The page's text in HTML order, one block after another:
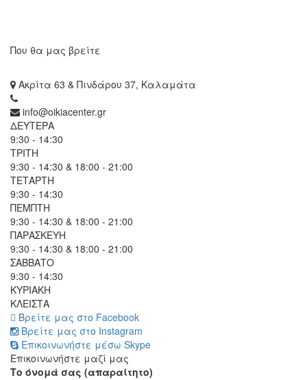
Που θα μας βρείτε
Ακρίτα 63 & Πινδάρου 37, Καλαμάτα
info@oikiacenter.gr
ΔΕΥΤΕΡΑ
9:30 - 14:30
ΤΡΙΤΗ
9:30 - 14:30 & 18:00 - 21:00
ΤΕΤΑΡΤΗ
9:30 - 14:30
ΠΕΜΠΤΗ
9:30 - 14:30 & 18:00 - 21:00
ΠΑΡΑΣΚΕΥΗ
9:30 - 14:30 & 18:00 - 21:00
ΣΑΒΒΑΤΟ
9:30 - 14:30
ΚΥΡΙΑΚΗ
ΚΛΕΙΣΤΑ
Βρείτε μας στο Facebook
Βρείτε μας στο Instagram
Επικοινωνήστε μέσω Skype
Επικοινωνήστε μαζί μας
Το όνομά σας (απαραίτητο)